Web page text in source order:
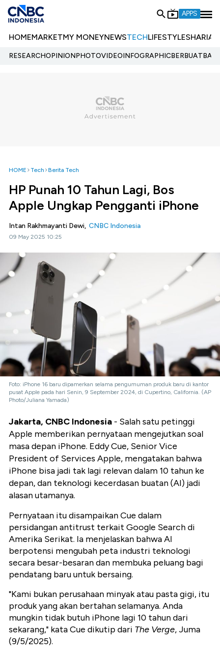
APPS
HOMEMARKETMY MONEYNEWSTECHLIFESTYLESHARIA
RESEARCHOPINIONPHOTOVIDEOINFOGRAPHIC
HOME Tech Berita Tech
HP Punah 10 Tahun Lagi, Bos
Apple Ungkap Pengganti iPhone
Intan Rakhmayanti Dewi, CNBC Indonesia
09 May 2025 10:25
Foto: iPhone 16 baru dipamerkan selama pengumuman produk baru di kantor
pusat Apple pada hari Senin, 9 September 2024, di Cupertino, California. (AP
Photo/Juliana Yamada)
Jakarta, CNBC Indonesia - Salah satu petinggi
Apple memberikan pernyataan mengejutkan soal
masa depan iPhone. Eddy Cue, Senior Vice
President of Services Apple, mengatakan bahwa
iPhone bisa jadi tak lagi relevan dalam 10 tahun ke
depan, dan teknologi kecerdasan buatan (AI) jadi
alasan utamanya.
Pernyataan itu disampaikan Cue dalam
persidangan antitrust terkait Google Search di
Amerika Serikat. Ia menjelaskan bahwa AI
berpotensi mengubah peta industri teknologi
secara besar-besaran dan membuka peluang bagi
pendatang baru untuk bersaing.
"Kami bukan perusahaan minyak atau pasta gigi, itu
produk yang akan bertahan selamanya. Anda
mungkin tidak butuh iPhone lagi 10 tahun dari
sekarang," kata Cue dikutip dari The Verge, Juma
(9/5/2025).